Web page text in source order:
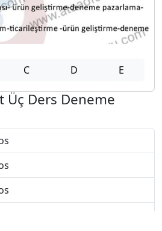
C D E
Üç Ders Deneme